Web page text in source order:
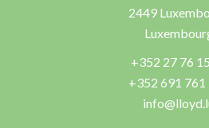
2449
+352 27 76
+352 691 761